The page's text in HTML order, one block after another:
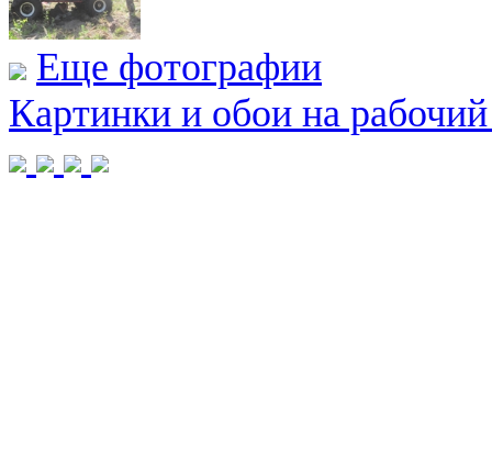
Еще фотографии
Картинки и обои на